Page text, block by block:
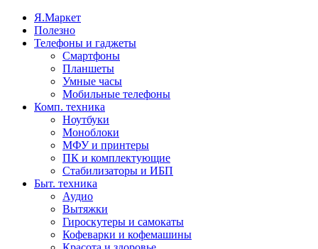
Я.Маркет
Полезно
Телефоны и гаджеты
Смартфоны
Планшеты
Умные часы
Мобильные телефоны
Комп. техника
Ноутбуки
Моноблоки
МФУ и принтеры
ПК и комплектующие
Стабилизаторы и ИБП
Быт. техника
Аудио
Вытяжки
Гироскутеры и самокаты
Кофеварки и кофемашины